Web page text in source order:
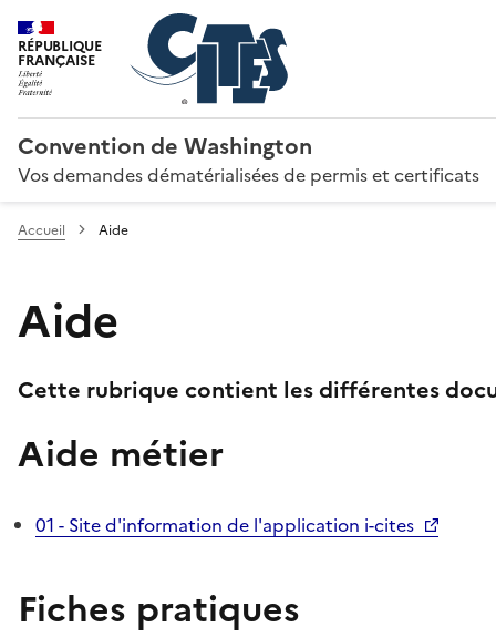
RÉPUBLIQUE
FRANÇAISE
Convention de Washington
Vos demandes dématérialisées de permis et certificats
Accueil Aide
Aide
Cette rubrique contient les différentes
Aide métier
01 - Site d'information de l'application i-cites
Fiches pratiques